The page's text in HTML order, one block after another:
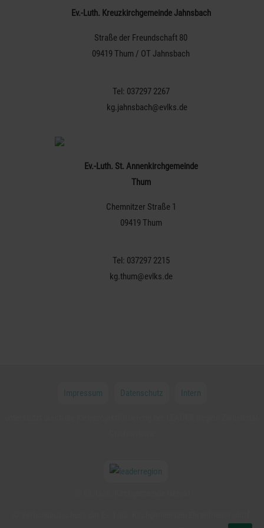
Ev.-Luth. Kreuzkirchgemeinde Jahnsbach
Straße der Freundschaft 80
09419 Thum / OT Jahnsbach
Tel: 037297 2267
kg.jahnsbach@evlks.de
Ev.-Luth. St. Annenkirchgemeinde
Thum
Chemnitzer Straße 1
09419 Thum
Tel: 037297 2215
kg.thum@evlks.de
Impressum Datenschutz Intern